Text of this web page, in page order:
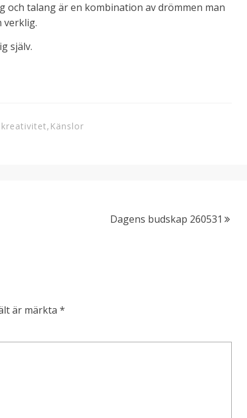
och talang är en kombination av drömmen man
verklig.
själv.
, Känslor
Dagens budskap 260531
är märkta*